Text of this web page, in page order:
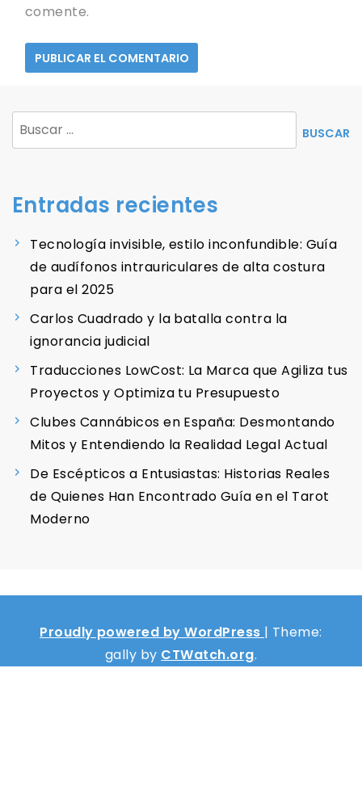
comente.
Buscar:
Entradas recientes
Tecnología invisible, estilo inconfundible: Guía
de audífonos intrauriculares de alta costura
para el 2025
Carlos Cuadrado y la batalla contra la
ignorancia judicial
Traducciones LowCost: La Marca que Agiliza tus
Proyectos y Optimiza tu Presupuesto
Clubes Cannábicos en España: Desmontando
Mitos y Entendiendo la Realidad Legal Actual
De Escépticos a Entusiastas: Historias Reales
de Quienes Han Encontrado Guía en el Tarot
Moderno
Proudly powered by WordPress | Theme:
gally by CTWatch.org.